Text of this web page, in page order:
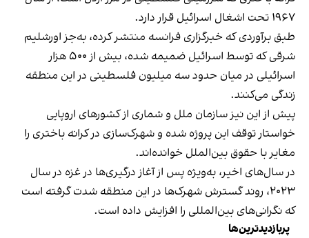
۱۹۶۷ تحت اشغال اسرائیل قرار دارد.
طبق برآوردی که خبرگزاری فرانسه منتشر کرده، به‌جز اورشلیم
شرقی که توسط اسرائیل ضمیمه شده، بیش از ۵۰۰ هزار
اسرائیلی در میان حدود سه میلیون فلسطینی در این منطقه
زندگی می‌کنند.
پیش از این نیز سازمان ملل و شماری از کشورهای اروپایی
خواستار توقف این پروژه شده و شهرک‌سازی در کرانه باختری را
مغایر با حقوق بین‌الملل خوانده‌اند.
در سال‌های اخیر، به‌ویژه پس از آغاز درگیری‌ها در غزه در سال
۲۰۲۳، روند گسترش شهرک‌ها در این منطقه شدت گرفته است
که نگرانی‌های بین‌المللی را افزایش داده است.
پربازدیدترین‌ها